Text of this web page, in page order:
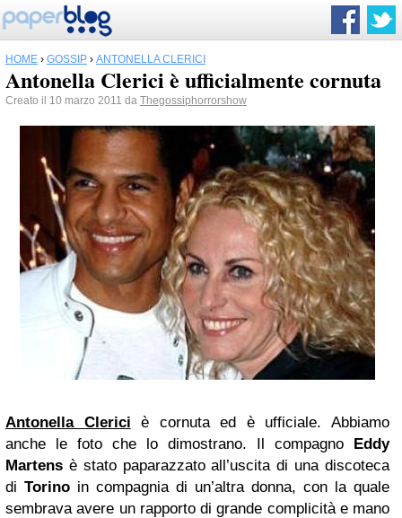
HOME › GOSSIP › ANTONELLA CLERICI
Antonella Clerici è ufficialmente cornuta
Creato il 10 marzo 2011 da Thegossiphorrorshow
Antonella Clerici è cornuta ed è ufficiale. Abbiamo
anche le foto che lo dimostrano. Il compagno Eddy
Martens è stato paparazzato all’uscita di una discoteca
di Torino in compagnia di un’altra donna, con la quale
sembrava avere un rapporto di grande complicità e mano